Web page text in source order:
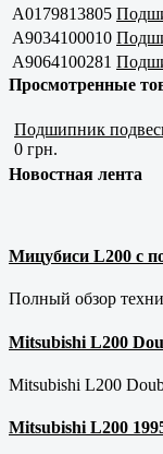
A0179813805
A9034100010
A9064100281
Просмотренные
Подшипник
0 грн.
Новостная лента
Мицубиси L200 с
Полный обзор
Mitsubishi L200
Mitsubishi L200
Mitsubishi L200